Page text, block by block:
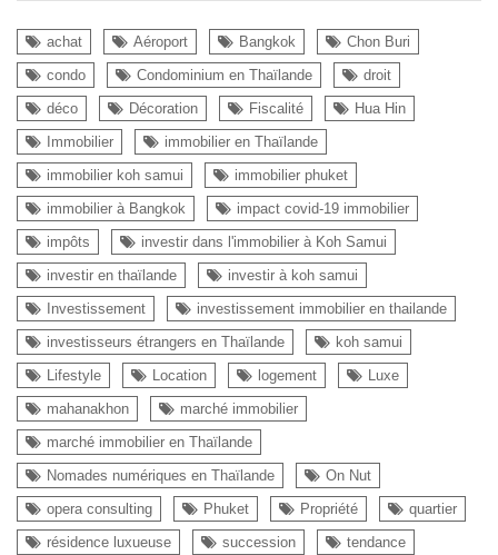
achat Aéroport Bangkok
Chon Buri
condo
Condominium en Thaïlande
droit
déco
Décoration Fiscalité
Hua Hin
Immobilier
immobilier en Thaïlande
immobilier koh samui
immobilier phuket
immobilier à Bangkok
impact covid-19 immobilier
impôts
investir dans l'immobilier à Koh Samui
investir en thaïlande
investir à koh samui
Investissement
investissement immobilier en thailande
investisseurs étrangers en Thaïlande
koh samui
Lifestyle
Location logement
Luxe
mahanakhon
marché immobilier
marché immobilier en Thaïlande
Nomades numériques en Thaïlande
On Nut
opera consulting
Phuket Propriété
quartier
résidence luxueuse
succession
tendance